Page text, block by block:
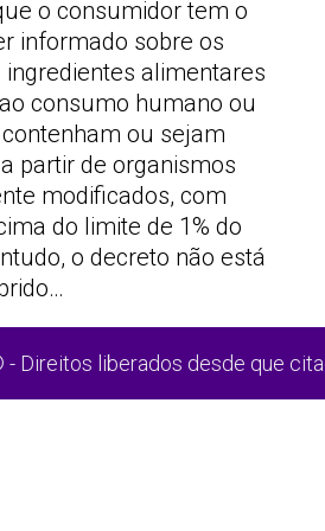
o consumidor tem o
informado sobre os
alimentares
consumo humano ou
ou sejam
partir de organismos
modificados, com
do limite de 1% do
o decreto não está
- Direitos liberados desde que